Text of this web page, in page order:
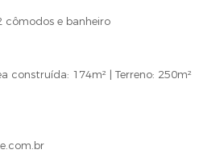
e banheiro
construída: 174m² | Terreno: 250m²